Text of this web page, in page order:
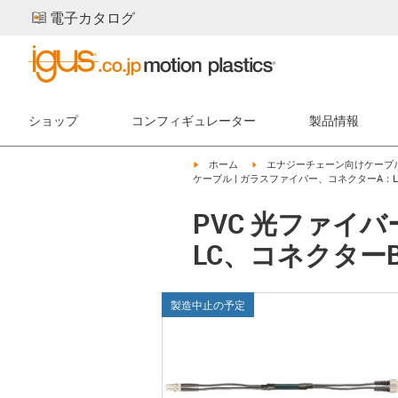
電子カタログ
ショップ コンフィギュレーター 製品情報
igus-icon-arrow-right
ホーム igus-icon-arrow-right
エナジーチェーン向けケーブ
ケーブル | ガラスファイバー、コネクターA：
PVC 光ファイ
LC、コネクター
製造中止の予定